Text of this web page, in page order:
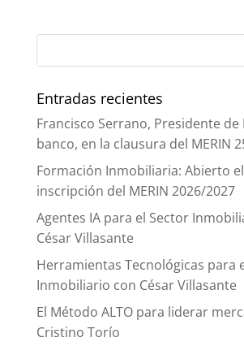
Entradas recientes
Francisco Serrano, Presidente de
banco, en la clausura del MERIN
Formación Inmobiliaria: Abierto
inscripción del MERIN 2026/2027
Agentes IA para el Sector
César Villasante
Herramientas Tecnológicas para
Inmobiliario con César Villasante
El Método ALTO para liderar
Cristino Torío